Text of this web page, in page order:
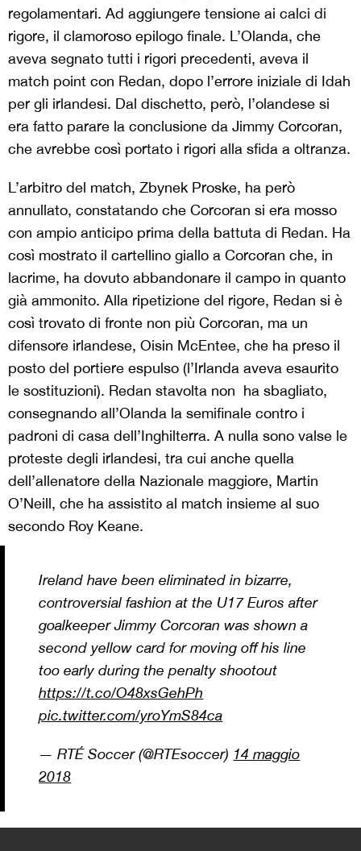
regolamentari. Ad aggiungere tensione ai calci di
rigore, il clamoroso epilogo finale. L’Olanda, che
aveva segnato tutti i rigori precedenti, aveva il
match point con Redan, dopo l’errore iniziale di Idah
per gli irlandesi. Dal dischetto, però, l’olandese si
era fatto parare la conclusione da Jimmy Corcoran,
che avrebbe così portato i rigori alla sfida a oltranza.
L’arbitro del match, Zbynek Proske, ha però
annullato, constatando che Corcoran si era mosso
con ampio anticipo prima della battuta di Redan. Ha
così mostrato il cartellino giallo a Corcoran che, in
lacrime, ha dovuto abbandonare il campo in quanto
già ammonito. Alla ripetizione del rigore, Redan si è
così trovato di fronte non più Corcoran, ma un
difensore irlandese, Oisin McEntee, che ha preso il
posto del portiere espulso (l’Irlanda aveva esaurito
le sostituzioni). Redan stavolta non ha sbagliato,
consegnando all’Olanda la semifinale contro i
padroni di casa dell’Inghilterra. A nulla sono valse le
proteste degli irlandesi, tra cui anche quella
dell’allenatore della Nazionale maggiore, Martin
O’Neill, che ha assistito al match insieme al suo
secondo Roy Keane.
Ireland have been eliminated in bizarre,
controversial fashion at the U17 Euros after
goalkeeper Jimmy Corcoran was shown a
second yellow card for moving off his line
too early during the penalty shootout
https://t.co/O48xsGehPh
pic.twitter.com/yroYmS84ca
— RTÉ Soccer (@RTEsoccer) 14 maggio
2018